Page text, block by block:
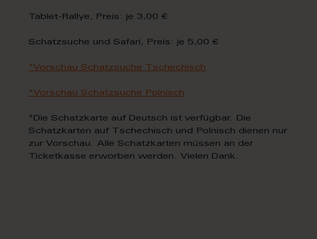
Tablet-Rallye, Preis: je 3,00 €
Schatzsuche und Safari, Preis: je 5,00 €
*Vorschau Schatzsuche Tschechisch
*Vorschau Schatzsuche Polnisch
*Die Schatzkarte auf Deutsch ist verfügbar. Die
Schatzkarten auf Tschechisch und Polnisch dienen nur
zur Vorschau. Alle Schatzkarten müssen an der
Ticketkasse erworben werden. Vielen Dank.